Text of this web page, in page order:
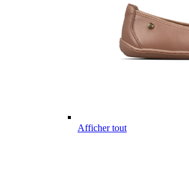
Afficher tout